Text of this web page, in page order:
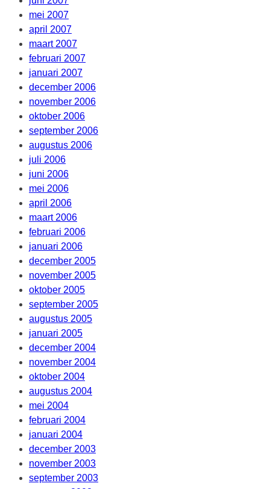
mei 2007
april 2007
maart 2007
februari 2007
januari 2007
december 2006
november 2006
oktober 2006
september 2006
augustus 2006
juli 2006
juni 2006
mei 2006
april 2006
maart 2006
februari 2006
januari 2006
december 2005
november 2005
oktober 2005
september 2005
augustus 2005
januari 2005
december 2004
november 2004
oktober 2004
augustus 2004
mei 2004
februari 2004
januari 2004
december 2003
november 2003
september 2003